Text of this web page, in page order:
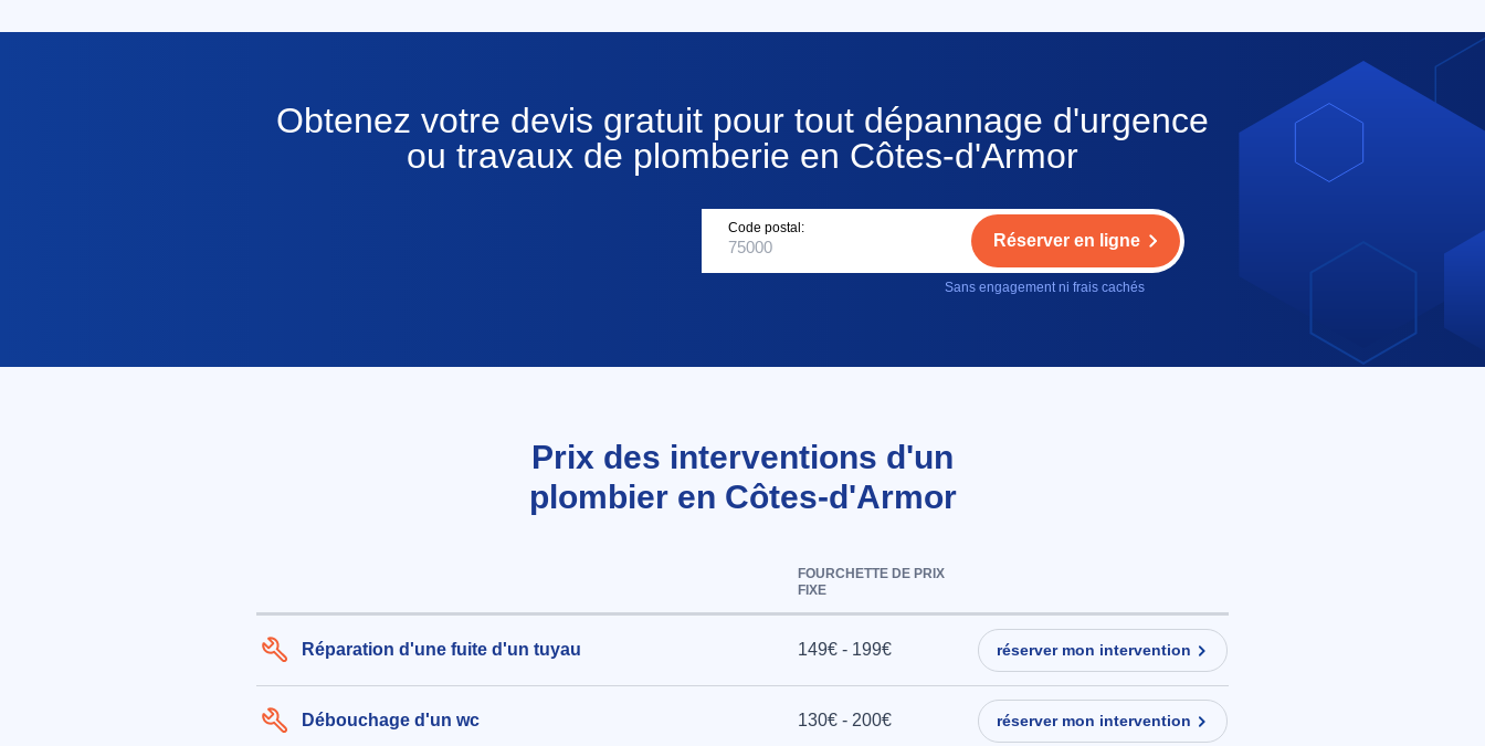
Obtenez votre devis gratuit pour tout dépannage d'urgence
ou travaux de plomberie en Côtes-d'Armor
Code postal:
Réserver en ligne
Sans engagement ni frais cachés
Prix des interventions d'un
plombier en Côtes-d'Armor
FOURCHETTE DE PRIX
FIXE
Réparation d'une fuite d'un tuyau 149€ - 199€ réserver mon intervention
Débouchage d'un wc 130€ - 200€ réserver mon intervention